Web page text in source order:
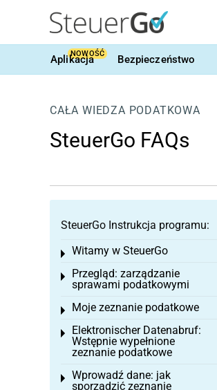
Aplikacja
NOWOŚĆ Bezpieczeństwo
CAŁA WIEDZA PODATKOWA
SteuerGo FAQs
SteuerGo Instrukcja programu:
Witamy w SteuerGo
Toggle menu
Przegląd: zarządzanie
sprawami podatkowymi
Toggle menu
Moje zeznanie podatkowe
Toggle menu
Elektronischer Datenabruf:
Wstępnie wypełnione
zeznanie podatkowe
Toggle menu
Wprowadź dane: jak
sporządzić zeznanie
Toggle menu